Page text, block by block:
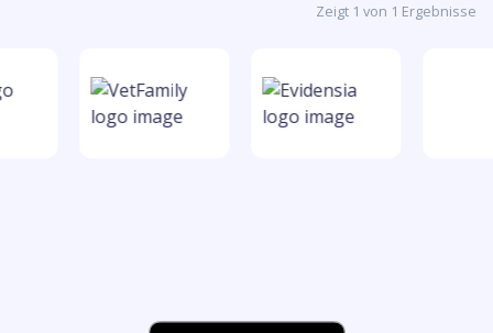
Zeigt 1 von 1 Ergebnisse